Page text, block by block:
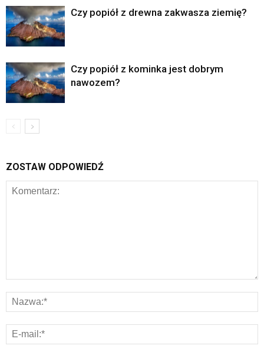
Czy popiół z drewna zakwasza ziemię?
Czy popiół z kominka jest dobrym
nawozem?
ZOSTAW ODPOWIEDŹ